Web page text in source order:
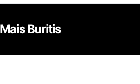
Mais Buritis